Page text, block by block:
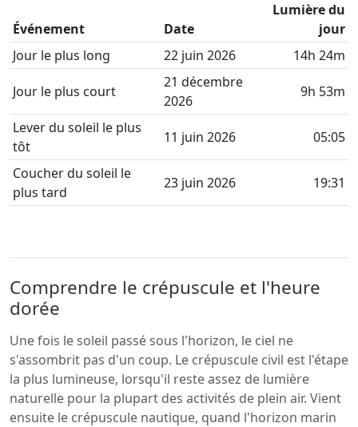
Événement Date
Lumière du
jour
Jour le plus long
22 juin 2026 14h 24m
Jour le plus court
21 décembre
2026
9h 53m
Lever du soleil le plus
tôt
11 juin 2026 05:05
Coucher du soleil le
plus tard
23 juin 2026 19:31
Comprendre le crépuscule et l'heure
dorée
Une fois le soleil passé sous l'horizon, le ciel ne
s'assombrit pas d'un coup. Le crépuscule civil est l'étape
la plus lumineuse, lorsqu'il reste assez de lumière
naturelle pour la plupart des activités de plein air. Vient
ensuite le crépuscule nautique, quand l'horizon marin